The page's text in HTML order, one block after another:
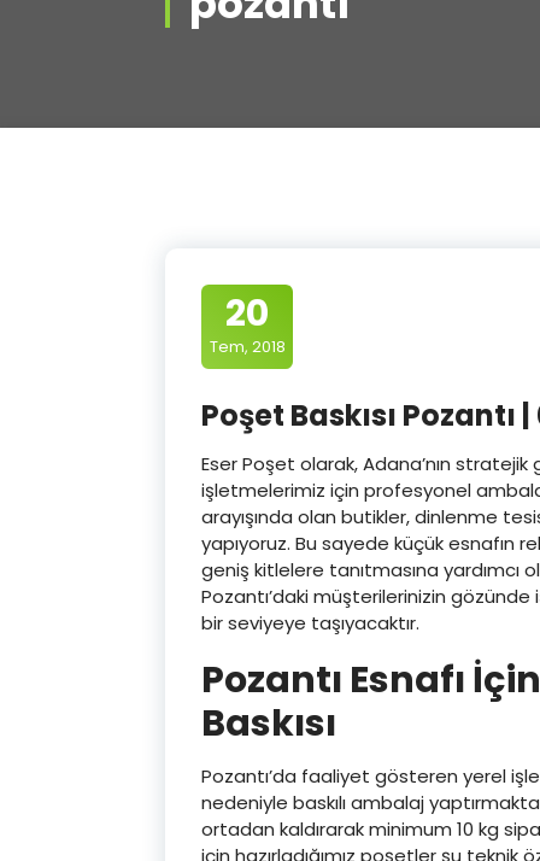
20
Tem, 2018
Poşet Baskısı Pozantı |
Eser Poşet olarak, Adana’nın
işletmelerimiz için profesyonel
arayışında olan butikler, dinlenme
yapıyoruz. Bu sayede küçük esnafın
geniş kitlelere tanıtmasına yardımcı
Pozantı’daki müşterilerinizin
bir seviyeye taşıyacaktır.
Pozantı Esnafı
Baskısı
Pozantı’da faaliyet gösteren yerel
nedeniyle baskılı ambalaj
ortadan kaldırarak minimum 10 kg
için hazırladığımız poşetler şu teknik